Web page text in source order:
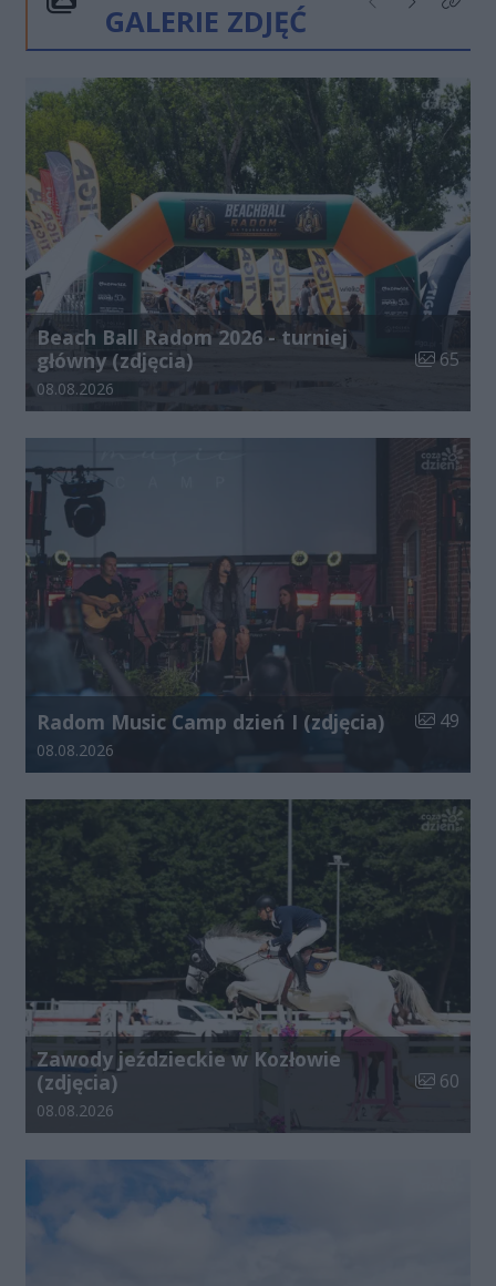
GALERIE ZDJĘĆ
Poprzednie
NastępneKliknij
Beach Ball Radom 2026 - turniej
główny (zdjęcia)
Liczba
65
Data dodania galerii:
08.08.2026
Radom Music Camp dzień I (zdjęcia) Liczba
49
Data dodania galerii:
08.08.2026
Zawody jeździeckie w Kozłowie
(zdjęcia)
Liczba
60
Data dodania galerii:
08.08.2026